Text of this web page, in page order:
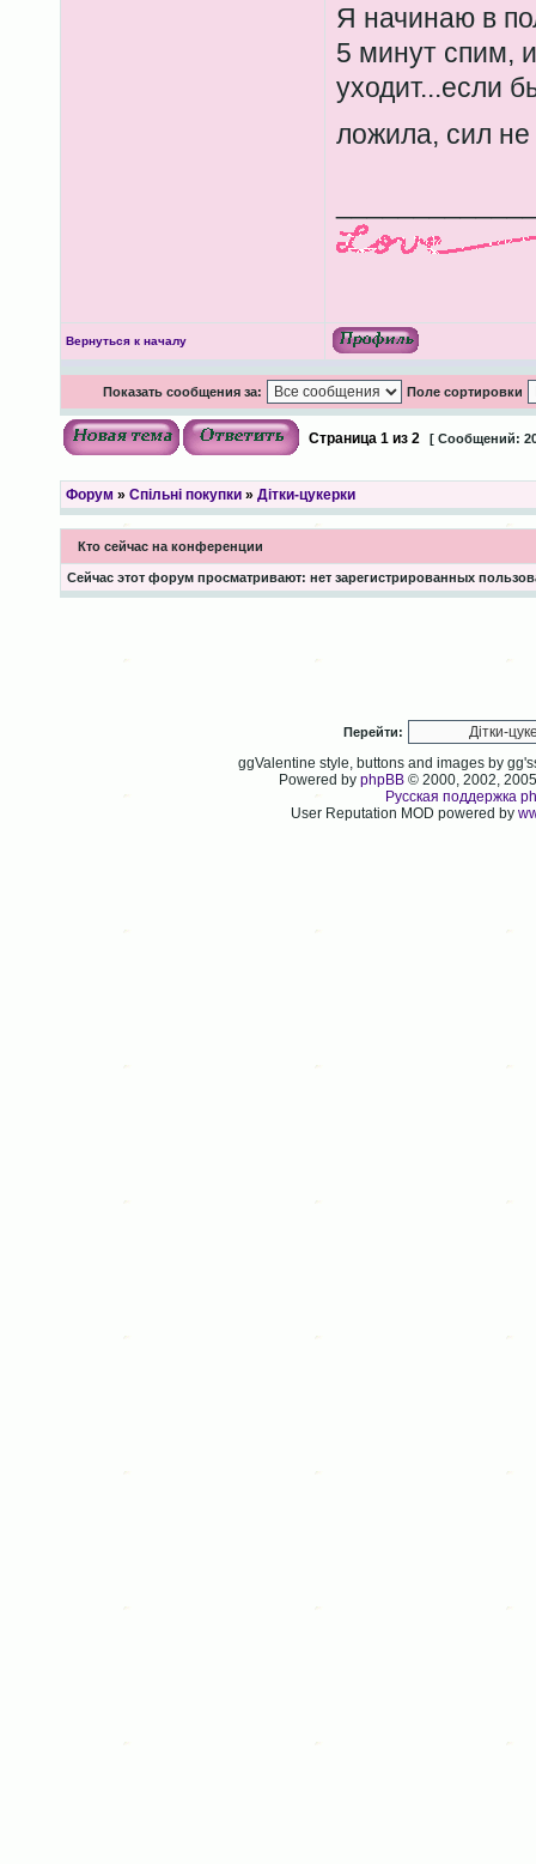
Я начинаю в
5 минут спим,
уходит...если
ложила, сил
Вернуться к началу
Показать сообщения за: Поле сортировки
Страница 1из 2 [ Сообщений:
Форум » Спільні покупки» Дітки-цукерки
Кто сейчас на конференции
Сейчас этот форум просматривают: нет зарегистрированных
Перейти:
ggValentine style, buttons and images by
Powered byphpBB © 2000, 2002,
Русская поддержка
User Reputation MOD powered by